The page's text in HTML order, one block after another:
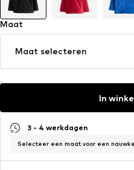
Maat
Maat selecteren
In
3 - 4 werkdagen
Selecteer een maat voor een